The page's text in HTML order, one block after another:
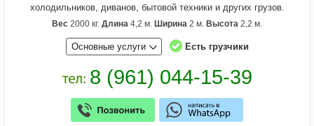
холодильников, диванов, бытовой техники и других грузов.
Вес 2000 кг. Длина 4,2 м. Ширина 2 м. Высота 2,2 м.
Основные услуги Есть грузчики